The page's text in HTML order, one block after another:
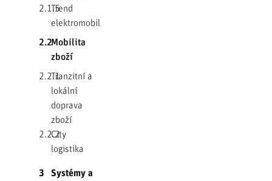
2.1.5Trend
elektromobility
2.2Mobilita
zboží
2.2.1Tranzitní a
lokální
doprava
zboží
2.2.2
City
logistika
3
Systémy a